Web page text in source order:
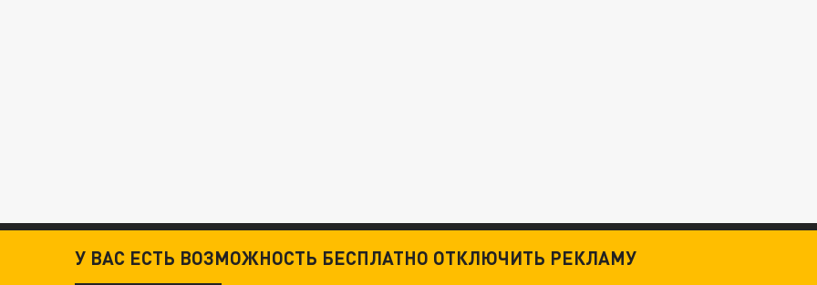
У ВАС ЕСТЬ ВОЗМОЖНОСТЬ БЕСПЛАТНО ОТКЛЮЧИТЬ РЕКЛАМУ